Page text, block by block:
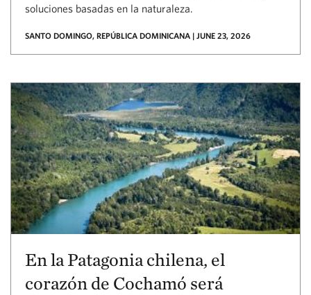
soluciones basadas en la naturaleza.
SANTO DOMINGO, REPÚBLICA DOMINICANA | JUNE 23, 2026
En la Patagonia chilena, el
corazón de Cochamó será